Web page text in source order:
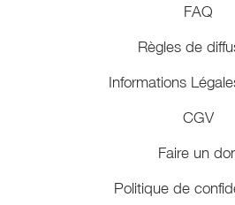
FAQ
Règles de
Informations
CGV
Faire un
Politique de